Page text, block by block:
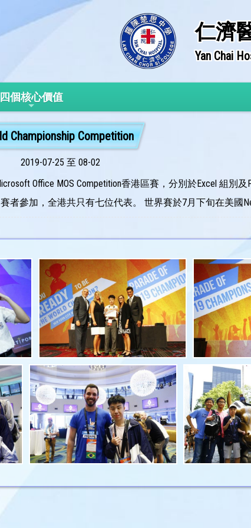
仁濟
Yan Chai
四個核心價值
Championship Competition
2019-07-25 至 08-02
Office MOS Competition香港區賽，分別於Excel 組別
者參加，全港共只有七位代表。 世界賽於7月下旬在美國